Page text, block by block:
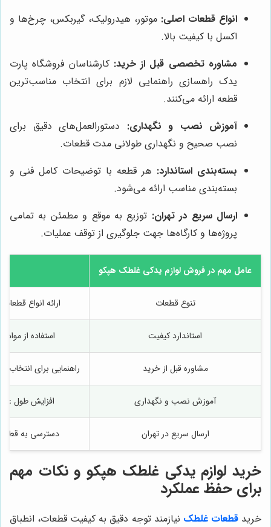
انواع قطعات اصلی: موتور، هیدرولیک، گیربکس، چرخ‌ها و
اکسل با کیفیت بالا.
مشاوره تخصصی قبل از خرید: کارشناسان فروشگاه پارت
یدک راهسازی راهنمایی لازم برای انتخاب مناسب‌ترین
قطعه ارائه می‌کنند.
آموزش نصب و نگهداری: دستورالعمل‌های دقیق برای
نصب صحیح و نگهداری طولانی مدت قطعات.
بسته‌بندی استاندارد: هر قطعه با توضیحات کامل فنی و
بسته‌بندی مناسب ارائه می‌شود.
ارسال سریع در تهران: توزیع به موقع و مطمئن به تمامی
پروژه‌ها و کارگاه‌ها جهت جلوگیری از توقف عملیات.
عامل مهم در فروش لوازم یدکی غلطک هپکو
تنوع قطعات ارائه انواع
استاندارد کیفیت استفاده از مواد
مشاوره قبل از خرید راهنمایی برای انتخاب
آموزش نصب و نگهداری افزایش طول
ارسال سریع در تهران دسترسی به
خرید لوازم یدکی غلطک هپکو و نکات مهم
برای حفظ عملکرد
خرید قطعات غلطک نیازمند توجه دقیق به کیفیت قطعات، انطباق